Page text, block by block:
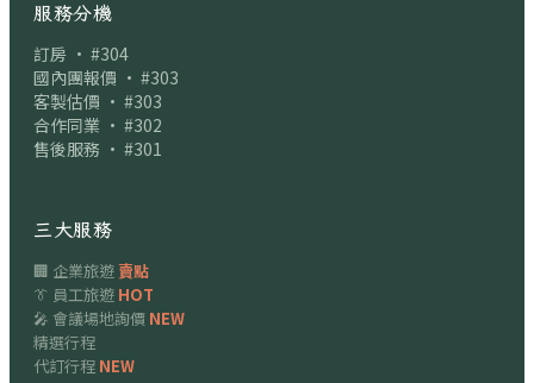
服務分機
訂房 · #304
國內團報價 · #303
客製估價 · #303
合作同業 · #302
售後服務 · #301
三大服務
🏢 企業旅遊賣點
👔 員工旅遊 HOT
🎤 會議場地詢價 NEW
精選行程
代訂行程 NEW